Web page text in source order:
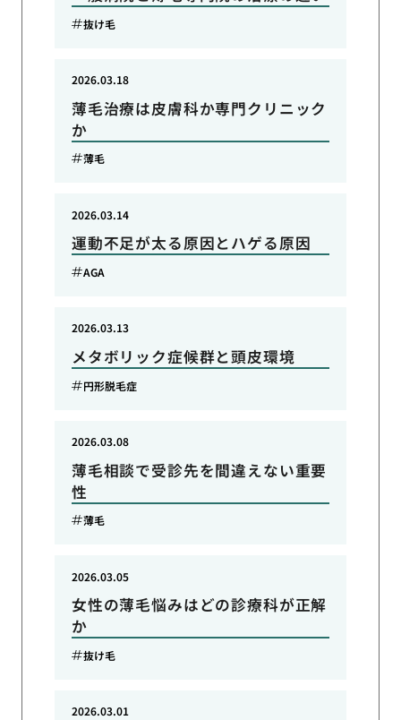
抜け毛
薄毛治療は皮膚科か専門クリニック
か
2026.03.18
薄毛
運動不足が太る原因とハゲる原因
2026.03.14
AGA
メタボリック症候群と頭皮環境
2026.03.13
円形脱毛症
薄毛相談で受診先を間違えない重要
性
2026.03.08
薄毛
女性の薄毛悩みはどの診療科が正解
か
2026.03.05
抜け毛
2026.03.01